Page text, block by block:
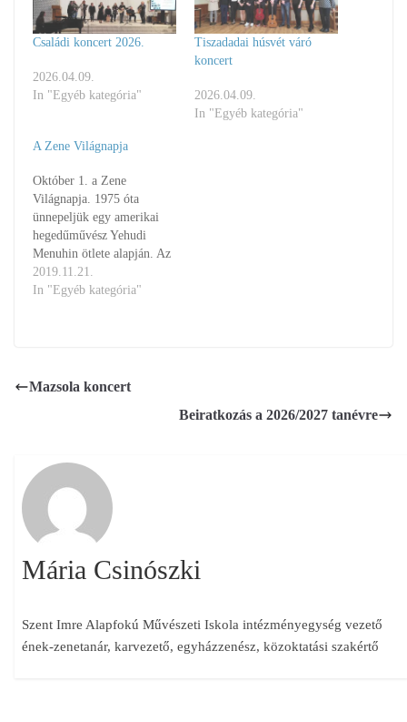
Családi koncert 2026.
2026.04.09.
In "Egyéb kategória"
Tiszadadai húsvét váró
koncert
2026.04.09.
In "Egyéb kategória"
A Zene Világnapja
Október 1. a Zene
Világnapja. 1975 óta
ünnepeljük egy amerikai
hegedűművész Yehudi
Menuhin ötlete alapján. Az
ő szándéka az volt, hogy
ezen a napon több
szórakoztatására
napról.…
2019.11.21.
In "Egyéb kategória"
Mazsola koncert
Beiratkozás a 2026/2027 tanévre
Mária Csinószki
Szent Imre Alapfokú Művészeti Iskola intézményegység vezető
ének-zenetanár, karvezető, egyházzenész, közoktatási szakértő